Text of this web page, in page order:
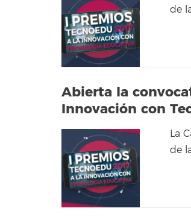
de
Abierta la
Innovación con
La
de